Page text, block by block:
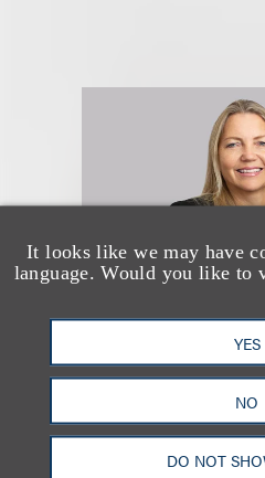
It looks like we may have
language. Would you like to
YES
NO
DO NOT
Marla
合伙人
+1.310.282.2377